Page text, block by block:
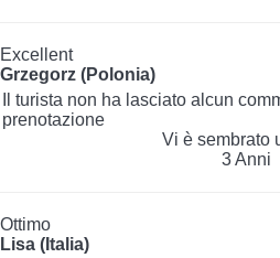
Excellent
Grzegorz (Polonia)
Il turista non ha lasciato alcun
prenotazione
Vi è sembrato
3 Anni
Ottimo
Lisa (Italia)